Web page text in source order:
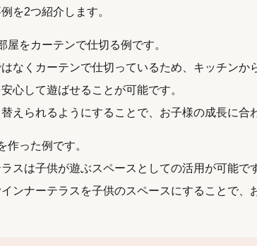
を2つ紹介します。
屋をカーテンで仕切る例です。
なくカーテンで仕切っているため、キッチンか
心して遊ばせることが可能です。
えられるようにすることで、お子様の成長に合
作った例です。
スは子供が遊ぶスペースとしての活用が可能で
ンナーテラスを子供のスペースにすることで、